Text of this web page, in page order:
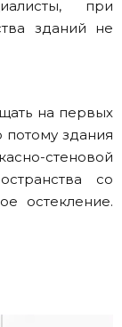
при
зданий не
на первых
здания
стеновой
со
остекление.